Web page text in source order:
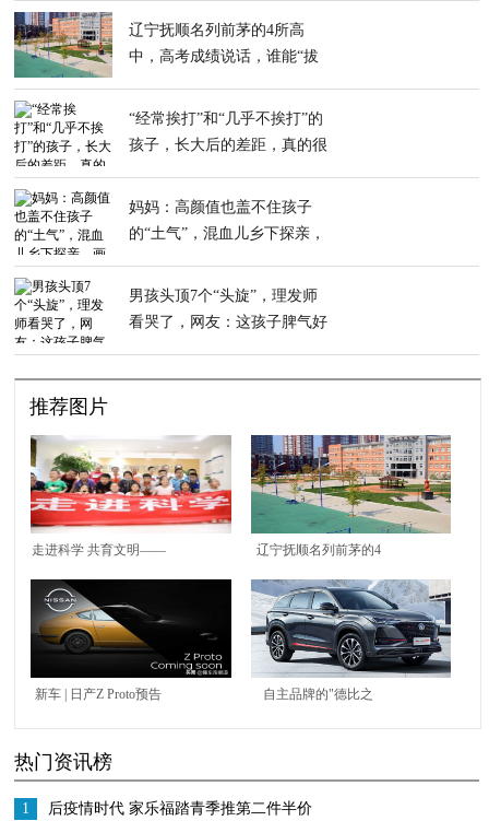
辽宁抚顺名列前茅的4所高
中，高考成绩说话，谁能“拔
“经常挨打”和“几乎不挨打”的
孩子，长大后的差距，真的很
妈妈：高颜值也盖不住孩子
的“土气”，混血儿乡下探亲，
男孩头顶7个“头旋”，理发师
看哭了，网友：这孩子脾气好
推荐图片
走进科学 共育文明——
区市场监管局组织学生
和家长走进食品检测机
构
辽宁抚顺名列前茅的4
所高中，高考成绩说
话，谁能“拔得头筹”？
新车 | 日产Z Proto预告
发布
自主品牌的"德比之
热门资讯榜
1 后疫情时代 家乐福踏青季推第二件半价